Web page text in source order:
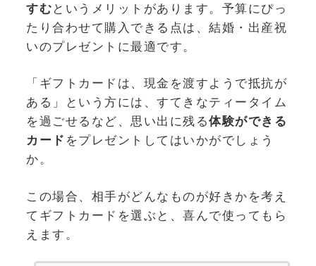
すむ というメリットがあります。予算にぴっ
たり合わせて購入できる点は、結婚・出産祝
いのプレゼントに最適です。
「ギフトカードは、現金を渡すようで抵抗が
ある」という方には、すてきなティータイム
を過ごせるなど、思い出に残る体験ができる
カード をプレゼントしてはいかがでしょう
か。
この場合、相手がどんなものが好きかを考え
てギフトカードを選ぶと、喜んで使ってもら
えます。